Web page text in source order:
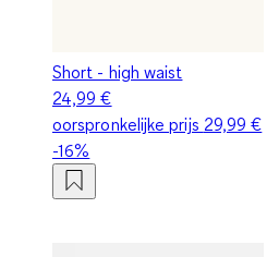
Short - high waist
24,99 €
oorspronkelijke prijs 29,99 €
-16%